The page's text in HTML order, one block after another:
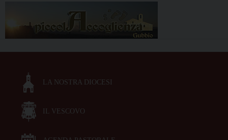
LA NOSTRA DIOCESI
IL VESCOVO